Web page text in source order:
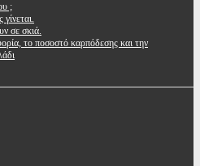
;
σε σκιά.
το ποσοστό καρπόδεσης και την